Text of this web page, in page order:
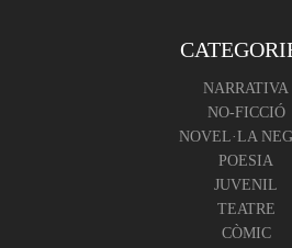
NARRATIVA
NO-FICCIÓ
NOVEL·LA
POESIA
JUVENIL
TEATRE
CÒMIC